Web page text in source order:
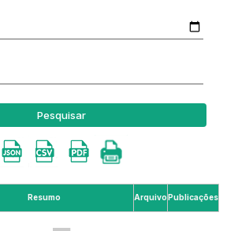
Pesquisar
Resumo ArquivoPublicações